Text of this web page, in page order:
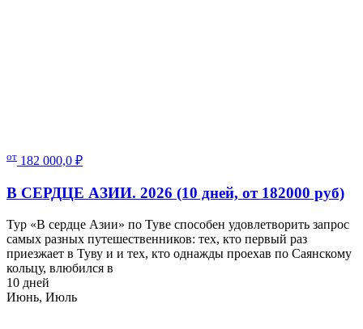
от 182 000,0 ₽
В СЕРДЦЕ АЗИИ. 2026 (10 дней, от 182000 руб)
Тур «В сердце Азии» по Туве способен удовлетворить запрос
самых разных путешественников: тех, кто первый раз
приезжает в Туву и и тех, кто однажды проехав по Саянскому
кольцу, влюбился в
10 дней
Июнь, Июль